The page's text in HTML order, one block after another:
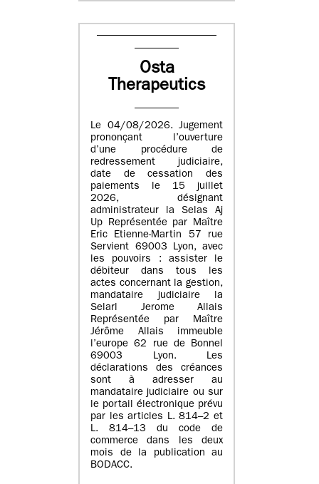
Osta
Therapeutics
Le 04/08/2026. Jugement
prononçant l’ouverture
d’une procédure de
redressement judiciaire,
date de cessation des
paiements le 15 juillet
2026, désignant
administrateur la Selas Aj
Up Représentée par Maître
Eric Etienne-Martin 57 rue
Servient 69003 Lyon, avec
les pouvoirs : assister le
débiteur dans tous les
actes concernant la gestion,
mandataire judiciaire la
Selarl Jerome Allais
Représentée par Maître
Jérôme Allais immeuble
l’europe 62 rue de Bonnel
69003 Lyon. Les
déclarations des créances
sont à adresser au
mandataire judiciaire ou sur
le portail électronique prévu
par les articles L. 814–2 et
L. 814–13 du code de
commerce dans les deux
mois de la publication au
BODACC.